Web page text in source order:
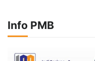
Info PMB